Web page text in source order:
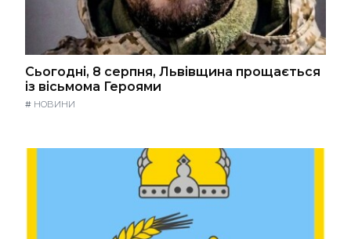
Сьогодні, 8 серпня, Львівщина прощається
із вісьмома Героями
# НОВИНИ